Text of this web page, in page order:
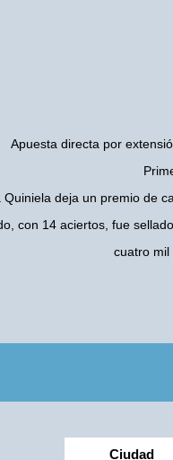
Apuesta directa por
Quiniela deja un premio de
con 14 aciertos, fue
cuatro
Ciudad